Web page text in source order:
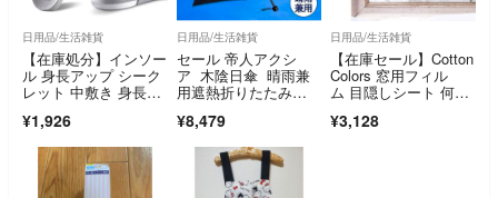
日用品/生活雑貨
【在庫処分】インソー
ル 身長アップ シーク
レット 中敷き 身長盛
¥1,926
日用品/生活雑貨
セール 帝人アクシ
ア 木陰日傘 晴雨兼
用遮熱折りたたみ
PS009 最新モデル
¥8,479
日用品/生活雑貨
【在庫セール】Cotton
Colors 窓用フィル
ム 目隠しシート 何度
¥3,128